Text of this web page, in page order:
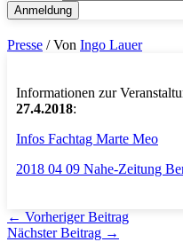
Presse / Von Ingo Lauer
Informationen zur
27.4.2018:
Infos Fachtag Marte Meo
2018 04 09 Nahe-Zeitung
← Vorheriger Beitrag
Nächster Beitrag →